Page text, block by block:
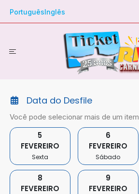
PortuguêsInglês
Data do Desfile
Você pode selecionar mais de um item
5
FEVEREIRO
Sexta
6
FEVEREIRO
Sábado
8
FEVEREIRO
9
FEVEREIRO